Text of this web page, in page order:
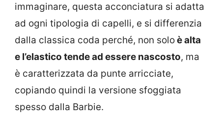
immaginare, questa acconciatura si adatta
ad ogni tipologia di capelli, e si differenzia
dalla classica coda perché, non soloè alta
e l’elastico tende ad essere nascosto, ma
è caratterizzata da punte arricciate,
copiando quindi la versione sfoggiata
spesso dalla Barbie.